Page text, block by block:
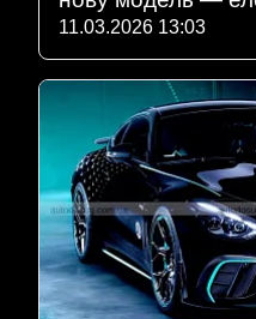
11.03.2026 13:03